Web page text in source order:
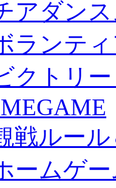
アダン
ランテ
クトリ
戦ルー
ームゲ